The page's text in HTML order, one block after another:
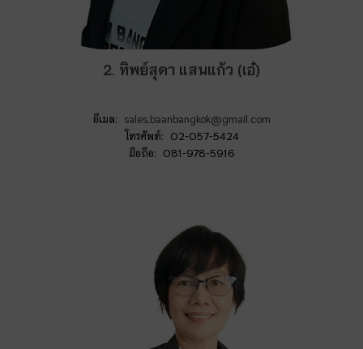
2. ทิพย์สุดา แสนแก้ว (เอ๋)
อีเมล: sales.baanbangkok@gmail.com
โทรศัพท์: 02-057-5424
มือถือ: 081-978-5916